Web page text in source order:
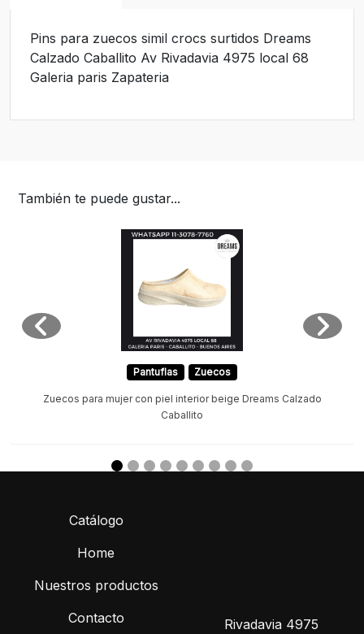
Pins para zuecos simil crocs surtidos Dreams
Calzado Caballito Av Rivadavia 4975 local 68
Galeria paris Zapateria
También te puede gustar...
Pantuflas Zuecos
Zuecos para mujer con piel interior beige Dreams Calzado
Caballito
Catálogo
Home
Nuestros productos
Contacto
Rivadavia 4975